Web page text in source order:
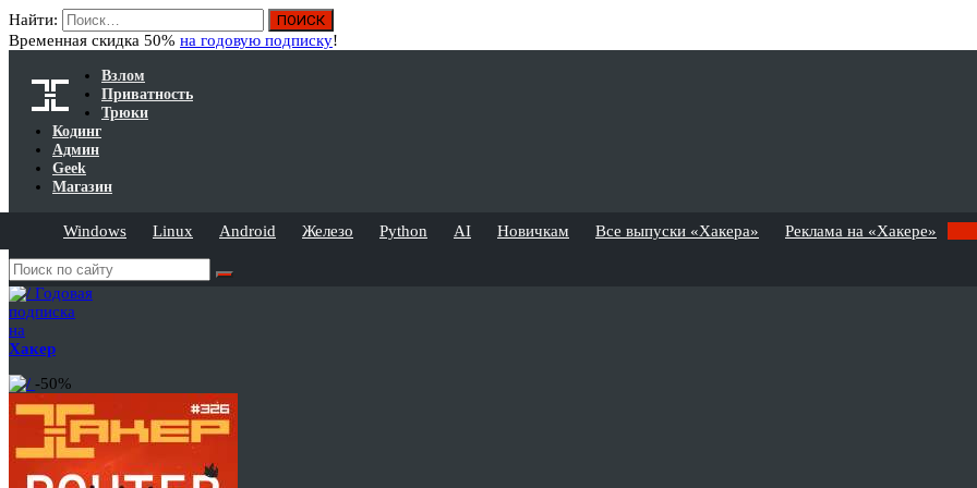
Найти:
Временная скидка 50% на годовую подписку!
Взлом
Приватность
Трюки
Кодинг
Админ
Geek
Магазин
Windows Linux Android Железо Python AI Новичкам Все выпуски «Хакера» Реклама на «Хакере»
Годовая
подписка
на
Хакер
-50%